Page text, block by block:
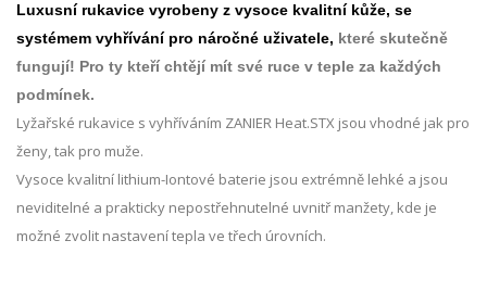
Luxusní rukavice vyrobeny z vysoce kvalitní kůže, se
systémem vyhřívánípro náročné uživatele, které skutečně
fungují! Pro ty kteří chtějí mít své ruce v teple za každých
podmínek.
Lyžařské rukavice s vyhříváním ZANIER Heat.STX jsou vhodné jak pro
ženy, tak pro muže.
Vysoce kvalitní lithium-Iontové baterie jsou extrémně lehké a jsou
neviditelné a prakticky nepostřehnutelné uvnitř manžety, kde je
možné zvolit nastavení tepla ve třech úrovních.